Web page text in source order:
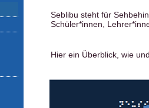
Seblibu steht für
Schüler*innen,
Hier ein Überblick, wie